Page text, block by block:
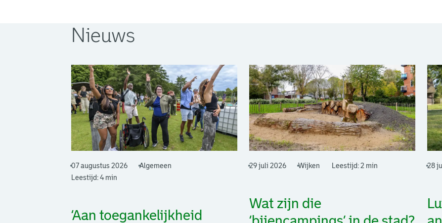
Nieuws
‘Aan toegankelijkheid
07 augustus 2026
Algemeen
Leestijd: 4 min
Wat zijn die
29 juli 2026 Wijken Leestijd: 2 min 28